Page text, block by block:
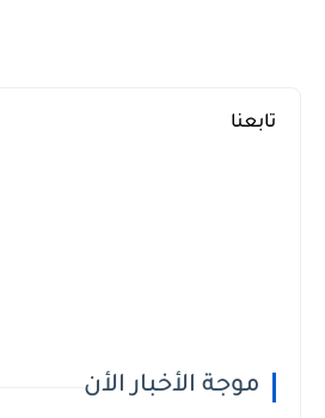
تابعنا
موجة الأخبار الأن